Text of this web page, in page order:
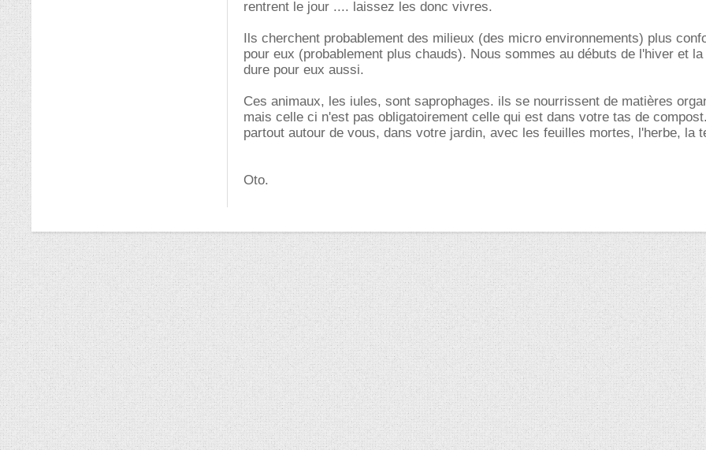
rentrent le jour .... laissez les donc vivres.
Ils cherchent probablement des milieux (des micro environnements) plus
pour eux (probablement plus chauds). Nous sommes au débuts de l'hiver et
dure pour eux aussi.
Ces animaux, les iules, sont saprophages. ils se nourrissent de matières
mais celle ci n'est pas obligatoirement celle qui est dans votre tas de
partout autour de vous, dans votre jardin, avec les feuilles mortes, l'herbe, la
Oto.